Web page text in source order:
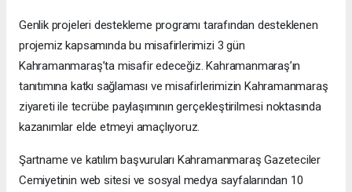
Genlik projeleri destekleme programı tarafından desteklenen
projemiz kapsamında bu misafirlerimizi 3 gün
Kahramanmaraş’ta misafir edeceğiz. Kahramanmaraş’ın
tanıtımına katkı sağlaması ve misafirlerimizin Kahramanmaraş
ziyareti ile tecrübe paylaşımının gerçekleştirilmesi noktasında
kazanımlar elde etmeyi amaçlıyoruz.
Şartname ve katılım başvuruları Kahramanmaraş Gazeteciler
Cemiyetinin web sitesi ve sosyal medya sayfalarından 10